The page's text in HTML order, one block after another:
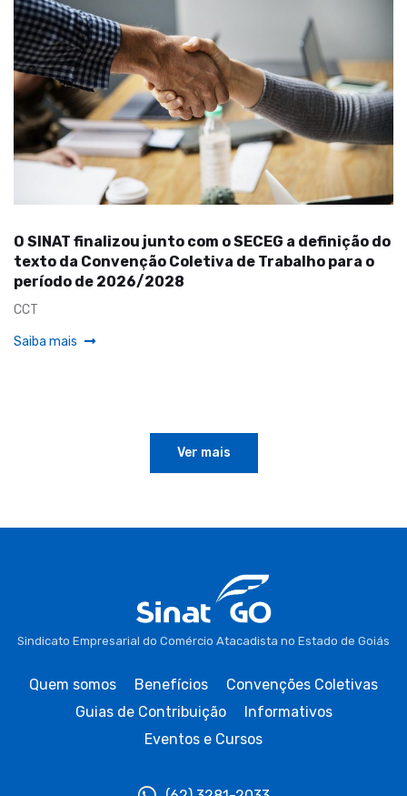
O SINAT finalizou junto com o SECEG a definição do
texto da Convenção Coletiva de Trabalho para o
período de 2026/2028
CCT
Saiba mais
Ver mais
Sindicato Empresarial do Comércio Atacadista no Estado de Goiás
Quem somos Benefícios
Convenções Coletivas
Guias de Contribuição
Informativos
Eventos e Cursos